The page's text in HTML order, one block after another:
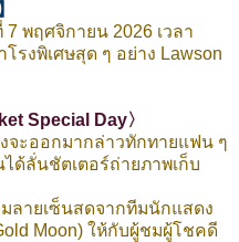
พฤศจิกายน 2026 เวลา
รงพิเศษสุด ๆ อย่าง Lawson
Special Day〉
งจะออกมากล่าวทักทายแฟน ๆ
ด้ลั่นชัตเตอร์ถ่ายภาพเก็บ
ลายเซ็นสดจากทีมนักแสดง
Moon) ให้กับผู้ชมผู้โชคดี